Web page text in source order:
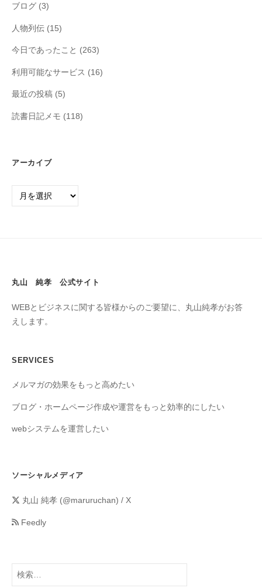
ブログ (3)
人物列伝 (15)
今日であったこと (263)
利用可能なサービス (16)
最近の投稿 (5)
読書日記メモ (118)
アーカイブ
丸山 純孝 公式サイト
WEBとビジネスに関する皆様からのご要望に、丸山純孝がお答
えします。
SERVICES
メルマガの効果をもっと高めたい
ブログ・ホームページ作成や運営をもっと効率的にしたい
webシステムを運営したい
ソーシャルメディア
丸山 純孝 (@maruruchan) / X
Feedly